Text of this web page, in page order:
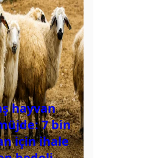
hayvan
7 bin
için ihale